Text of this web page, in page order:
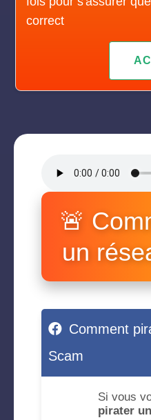
correct
🚨
un
Comment
Scam
Si vous
pirater